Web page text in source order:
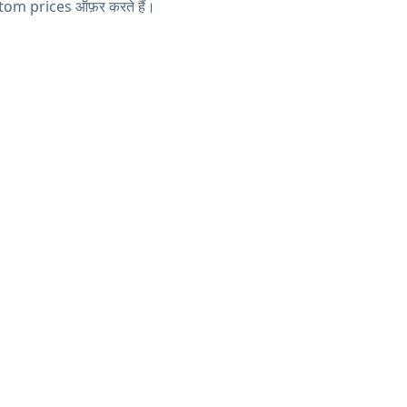
prices ऑफ़र करते हैं।